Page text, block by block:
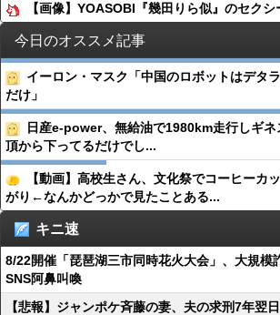
【画像】YOASOBI『幾田りら似』のセク
今日のオススメ記事
イーロン・マスク「中国のロボットはデタ
だけ」
日産e-power、無給油で1980km走行しギ
頂から下ってるだけでし...
【動画】高校生さん、文化祭でコーヒーカ
がり←なんかどっかで見たことある...
キニ速
8/22開催「琵琶湖三市同時花火大会」、大規模
SNS阿鼻叫喚
【悲報】ジャンポケ斉藤の妻、夫の求刑7年翌